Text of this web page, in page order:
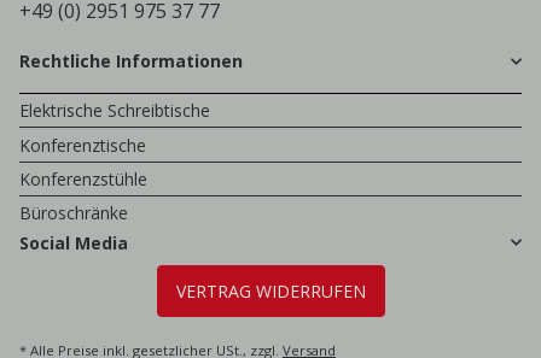
+49 (0) 2951 975 37 77
Rechtliche Informationen
Elektrische Schreibtische
Konferenztische
Konferenzstühle
Büroschränke
Social Media
VERTRAG WIDERRUFEN
* Alle Preise inkl. gesetzlicher USt., zzgl. Versand